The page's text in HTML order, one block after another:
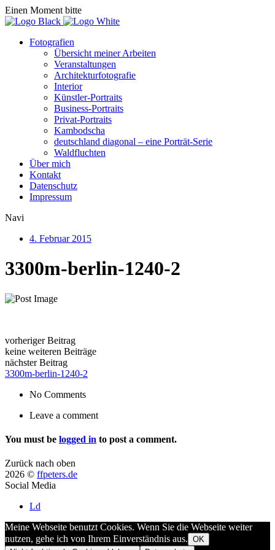
Einen Moment bitte
Fotografien
Übersicht meiner Arbeiten
Veranstaltungen
Architekturfotografie
Interior
Künstler-Portraits
Business-Portraits
Privat-Portraits
Kambodscha
deutschland diagonal – eine Porträt-Serie
Waldfluchten
Über mich
Kontakt
Datenschutz
Impressum
Navi
4. Februar 2015
3300m-berlin-1240-2
vorheriger Beitrag
keine weiteren Beiträge
nächster Beitrag
3300m-berlin-1240-2
No Comments
Leave a comment
You must be logged in to post a comment.
Zurück nach oben
2026 © ffpeters.de
Social Media
Ld
Meine Webseite benutzt Cookies. Wenn Sie die Webseite weiter
nutzen, gehe ich von Ihrem Einverständnis aus. OK